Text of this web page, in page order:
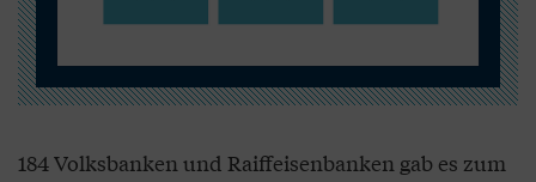
184 Volksbanken und Raiffeisenbanken gab es zum